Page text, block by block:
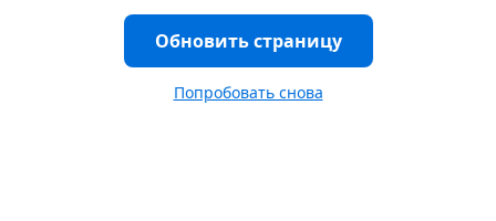
Обновить страницу
Попробовать снова